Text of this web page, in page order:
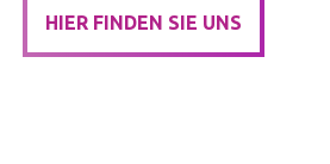
HIER FINDEN SIE UNS